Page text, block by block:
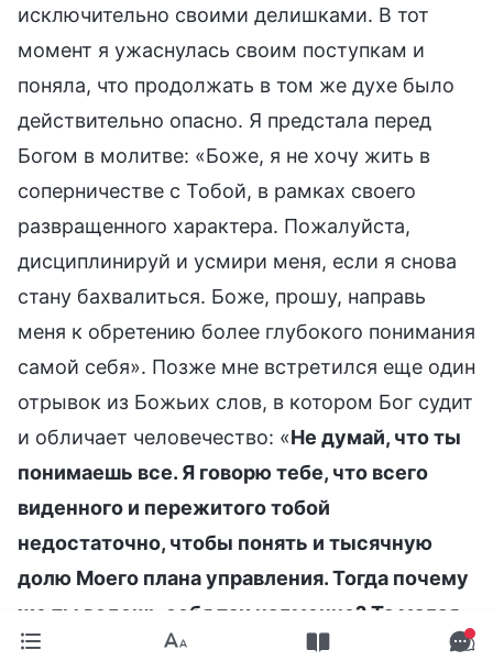
исключительно своими делишками. В тот
момент я ужаснулась своим поступкам и
поняла, что продолжать в том же духе было
действительно опасно. Я предстала перед
Богом в молитве: «Боже, я не хочу жить в
соперничестве с Тобой, в рамках своего
развращенного характера. Пожалуйста,
дисциплинируй и усмири меня, если я снова
стану бахвалиться. Боже, прошу, направь
меня к обретению более глубокого понимания
самой себя». Позже мне встретился еще один
отрывок из Божьих слов, в котором Бог судит
и обличает человечество: «Не думай, что ты
понимаешь все. Я говорю тебе, что всего
виденного и пережитого тобой
недостаточно, чтобы понять и тысячную
долю Моего плана управления. Тогда почему
же ты ведешь себя так надменно? Та малая
толика таланта и крошечка знания,